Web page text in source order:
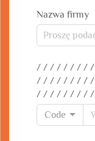
Nazwa firmy
/ / / / / / / /
/ / / / / / / /
/ / / / / / / /
Code